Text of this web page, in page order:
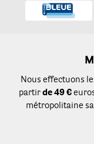
Nous effectuons
partir de 49 €
métropolitaine